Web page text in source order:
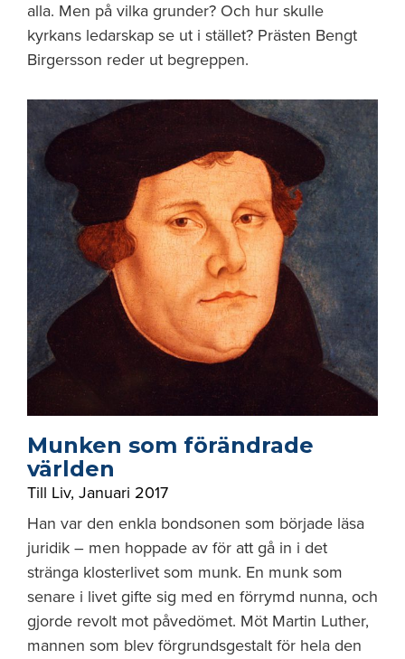
alla. Men på vilka grunder? Och hur skulle
kyrkans ledarskap se ut i stället? Prästen Bengt
Birgersson reder ut begreppen.
Munken som förändrade
världen
Till Liv, Januari 2017
Han var den enkla bondsonen som började läsa
juridik – men hoppade av för att gå in i det
stränga klosterlivet som munk. En munk som
senare i livet gifte sig med en förrymd nunna, och
gjorde revolt mot påvedömet. Möt Martin Luther,
mannen som blev förgrundsgestalt för hela den